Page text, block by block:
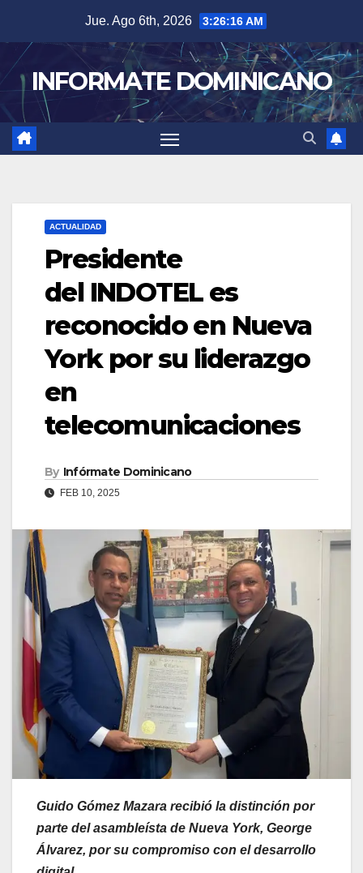
content
Jue. Ago 6th, 2026 3:26:16 AM
INFORMATE DOMINICANO
ACTUALIDAD
Presidente
del INDOTEL es
reconocido en Nueva
York por su liderazgo
en
telecomunicaciones
By Infórmate Dominicano
FEB 10, 2025
Guido Gómez Mazara recibió la distinción por
parte del asambleísta de Nueva York, George
Álvarez, por su compromiso con el desarrollo